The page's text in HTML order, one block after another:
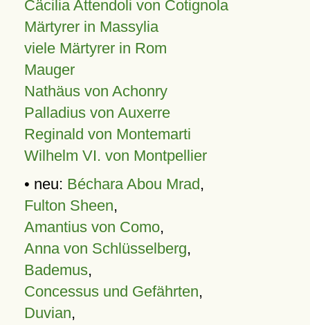
Cäcilia Attendoli von Cotignola
Märtyrer in Massylia
viele Märtyrer in Rom
Mauger
Nathäus von Achonry
Palladius von Auxerre
Reginald von Montemarti
Wilhelm VI. von Montpellier
• neu: Béchara Abou Mrad,
Fulton Sheen,
Amantius von Como,
Anna von Schlüsselberg,
Bademus,
Concessus und Gefährten,
Duvian,